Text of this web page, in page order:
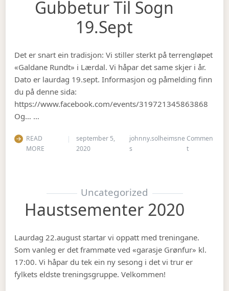
Gubbetur Til Sogn
19.sept
Det er snart ein tradisjon: Vi stiller sterkt på terrengløpet
«Galdane Rundt» i Lærdal. Vi håpar det same skjer i år.
Dato er laurdag 19.sept. Informasjon og påmelding finn
du på denne sida:
https://www.facebook.com/events/319721345863868
Og… …
READ
MORE
september 5,
2020
johnny.solheimsne
s
Commen
ton Gubbetur
Uncategorized
Haustsementer 2020
Laurdag 22.august startar vi oppatt med treningane.
Som vanleg er det frammøte ved «garasje Grønfur» kl.
17:00. Vi håpar du tek ein ny sesong i det vi trur er
fylkets eldste treningsgruppe. Velkommen!